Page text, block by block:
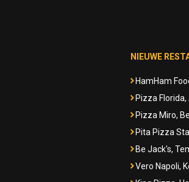
NIEUWE
HamHam
Pizza
Pizza Miro,
Pita Pizza
Be Jack's,
Vero Napoli,